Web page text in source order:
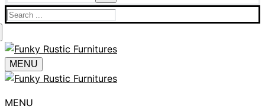
for:
Search
MENU
MENU